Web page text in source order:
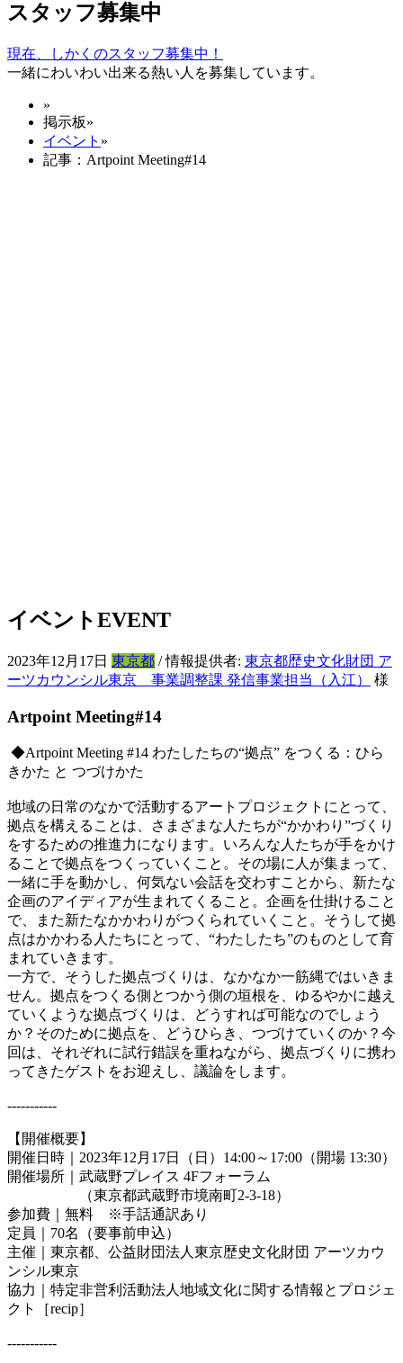
スタッフ募集中
現在、しかくのスタッフ募集中！
一緒にわいわい出来る熱い人を募集しています。
»
掲示板»
イベント »
記事：Artpoint Meeting#14
イベントEVENT
2023年12月17日 東京都 / 情報提供者: 東京都歴史文化財団 ア
ーツカウンシル東京 事業調整課 発信事業担当（入江）
様
Artpoint Meeting#14
◆Artpoint Meeting #14 わたしたちの“拠点” をつくる：ひら
きかた と つづけかた
地域の日常のなかで活動するアートプロジェクトにとって、
拠点を構えることは、さまざまな人たちが“かかわり”づくり
をするための推進力になります。いろんな人たちが手をかけ
ることで拠点をつくっていくこと。その場に人が集まって、
一緒に手を動かし、何気ない会話を交わすことから、新たな
企画のアイディアが生まれてくること。企画を仕掛けること
で、また新たなかかわりがつくられていくこと。そうして拠
点はかかわる人たちにとって、“わたしたち”のものとして育
まれていきます。
一方で、そうした拠点づくりは、なかなか一筋縄ではいきま
せん。拠点をつくる側とつかう側の垣根を、ゆるやかに越え
ていくような拠点づくりは、どうすれば可能なのでしょう
か？そのために拠点を、どうひらき、つづけていくのか？今
回は、それぞれに試行錯誤を重ねながら、拠点づくりに携わ
ってきたゲストをお迎えし、議論をします。
-----------
【開催概要】
開催日時｜2023年12月17日（日）14:00～17:00（開場 13:30）
開催場所｜武蔵野プレイス 4Fフォーラム
（東京都武蔵野市境南町2-3-18）
参加費｜無料 ※手話通訳あり
定員｜70名（要事前申込）
主催｜東京都、公益財団法人東京歴史文化財団 アーツカウ
ンシル東京
協力｜特定非営利活動法人地域文化に関する情報とプロジェ
クト［recip］
-----------